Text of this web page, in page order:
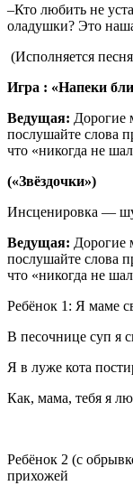
–Кто любить не
оладушки? Это
(Исполняется
Игра : «Напеки
Ведущая: Дорогие
послушайте слова
что «никогда не
(«Звёздочки»)
Инсценировка —
Ведущая: Дорогие
послушайте слова
что «никогда не
Ребёнок 1: Я маме
В песочнице суп я
Я в луже кота
Как, мама, тебя я
Ребёнок 2 (с
прихожей